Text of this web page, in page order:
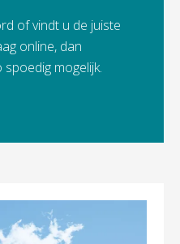
of vindt u de juiste
online, dan
mogelijk.